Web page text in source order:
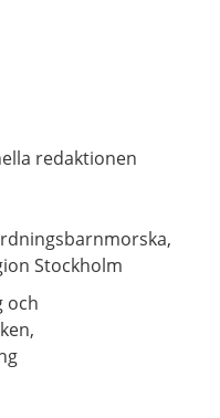
redaktionen
Stockholm
och